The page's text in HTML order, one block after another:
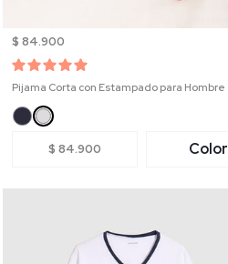
$ 84.900
Pijama Corta con Estampado para Hombre
$ 84.900 Color